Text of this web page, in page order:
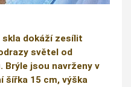
skla dokáží zesílit
světel od
jsou navrženy v
šířka 15 cm, výška